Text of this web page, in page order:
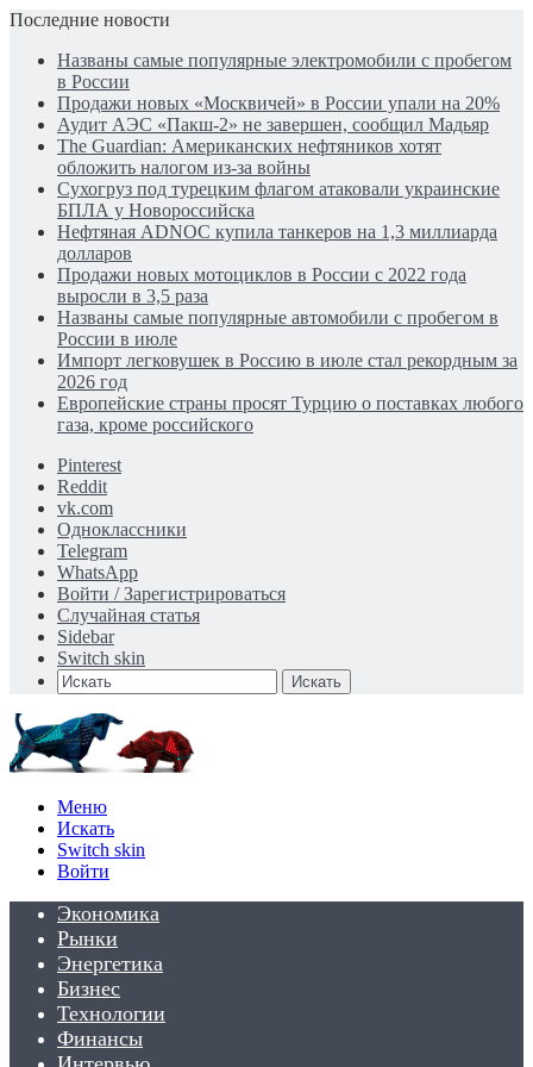
Последние новости
Названы самые популярные электромобили с пробегом
в России
Продажи новых «Москвичей» в России упали на 20%
Аудит АЭС «Пакш-2» не завершен, сообщил Мадьяр
The Guardian: Американских нефтяников хотят
обложить налогом из-за войны
Сухогруз под турецким флагом атаковали украинские
БПЛА у Новороссийска
Нефтяная ADNOC купила танкеров на 1,3 миллиарда
долларов
Продажи новых мотоциклов в России с 2022 года
выросли в 3,5 раза
Названы самые популярные автомобили с пробегом в
России в июле
Импорт легковушек в Россию в июле стал рекордным за
2026 год
Европейские страны просят Турцию о поставках любого
газа, кроме российского
Pinterest
Reddit
vk.com
Одноклассники
Telegram
WhatsApp
Войти / Зарегистрироваться
Случайная статья
Sidebar
Switch skin
Искать
Меню
Искать
Switch skin
Войти
Экономика
Рынки
Энергетика
Бизнес
Технологии
Финансы